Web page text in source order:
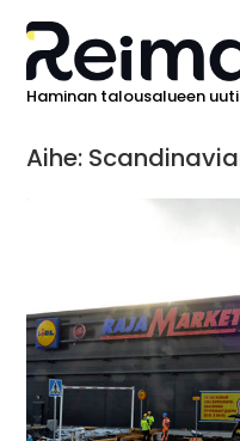
Haminan talousalueen
Aihe: